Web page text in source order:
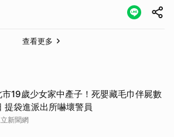
查看更多
市19歲少女家中產子！死嬰藏毛巾伴屍數
提袋進派出所嚇壞警員
新聞網
消